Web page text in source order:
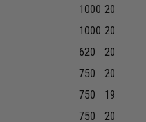
1000 2003-
1000 2004-
620
2003-
750
2001-
750
1999-
750
2000-